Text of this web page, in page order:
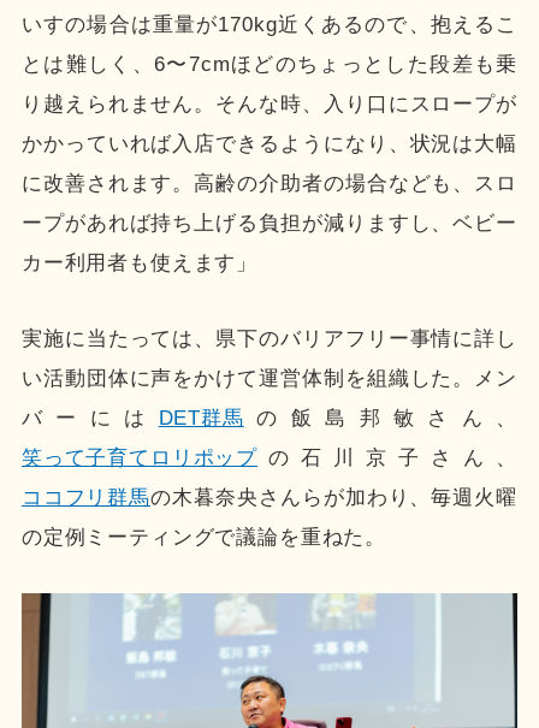
いすの場合は重量が170kg近くあるので、抱えるこ
とは難しく、6〜7cmほどのちょっとした段差も乗
り越えられません。そんな時、入り口にスロープが
かかっていれば入店できるようになり、状況は大幅
に改善されます。高齢の介助者の場合なども、スロ
ープがあれば持ち上げる負担が減りますし、ベビー
カー利用者も使えます」
実施に当たっては、県下のバリアフリー事情に詳し
い活動団体に声をかけて運営体制を組織した。メン
バーには DET群馬 の飯島邦敏さん、
笑って子育てロリポップ の石川京子さん、
ココフリ群馬の木暮奈央さんらが加わり、毎週火曜
の定例ミーティングで議論を重ねた。